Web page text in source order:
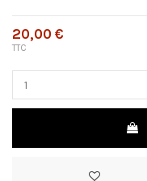
20,00 €
TTC